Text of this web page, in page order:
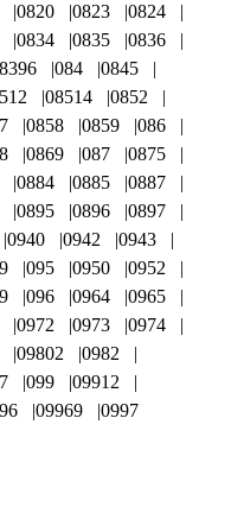
0820 0823
0824
0834 0835
0836
084
0845
08514
0852
0858 0859
086
0869 087
0875
0884 0885
0887
0895 0896
0897
0940 0942
0943
095 0950
0952
096 0964
0965
0972 0973
0974
09802
0982
099
09912
09969 0997